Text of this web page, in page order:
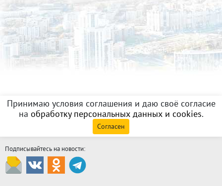
Принимаю условия соглашения и даю своё согласие
на обработку персональных данных и cookies.
Согласен
Подписывайтесь на новости: